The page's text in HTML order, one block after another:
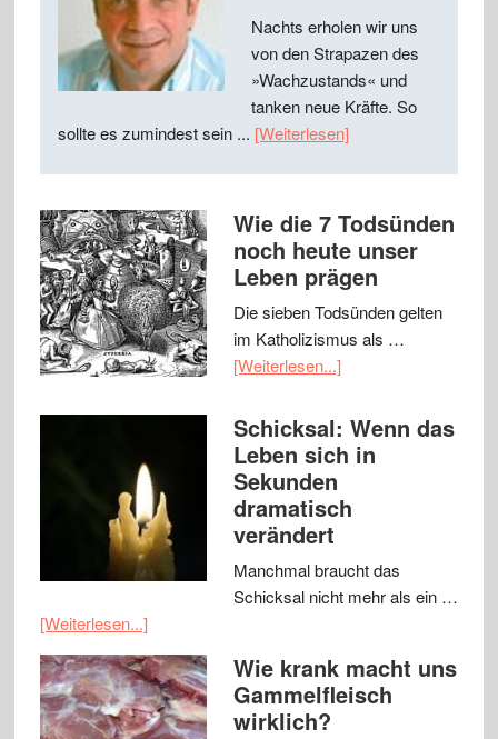
Nachts erholen wir uns
von den Strapazen des
»Wachzustands« und
tanken neue Kräfte. So
sollte es zumindest sein ... [Weiterlesen]
Wie die 7 Todsünden
noch heute unser
Leben prägen
Die sieben Todsünden gelten
im Katholizismus als …
[Weiterlesen...]
Schicksal: Wenn das
Leben sich in
Sekunden
dramatisch
verändert
Manchmal braucht das
Schicksal nicht mehr als ein …
[Weiterlesen...]
Wie krank macht uns
Gammelfleisch
wirklich?